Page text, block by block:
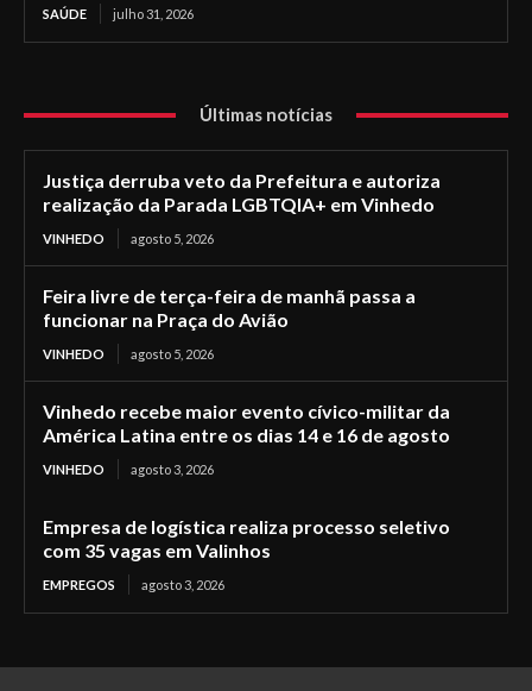
SAÚDE julho 31, 2026
Últimas notícias
Justiça derruba veto da Prefeitura e autoriza
realização da Parada LGBTQIA+ em Vinhedo
VINHEDO agosto 5, 2026
Feira livre de terça-feira de manhã passa a
funcionar na Praça do Avião
VINHEDO agosto 5, 2026
Vinhedo recebe maior evento cívico-militar da
América Latina entre os dias 14 e 16 de agosto
VINHEDO agosto 3, 2026
Empresa de logística realiza processo seletivo
com 35 vagas em Valinhos
EMPREGOS agosto 3, 2026